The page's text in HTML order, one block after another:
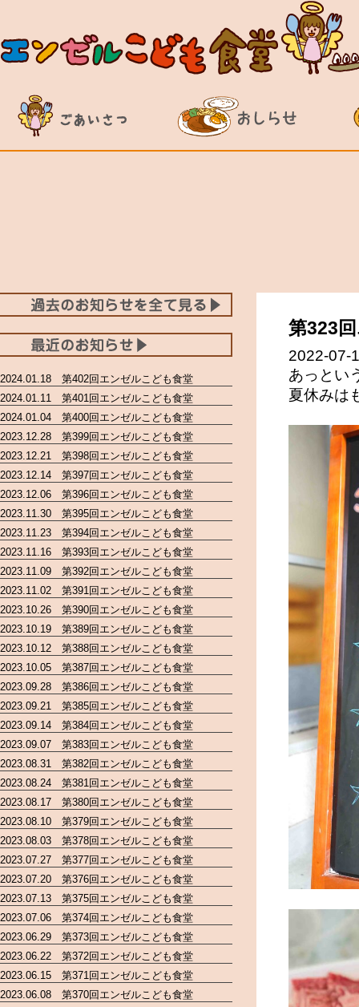
第323
2022-07-
あっとい
夏休みは
2024.01.18 第402回エンゼルこども食堂
2024.01.11 第401回エンゼルこども食堂
2024.01.04 第400回エンゼルこども食堂
2023.12.28 第399回エンゼルこども食堂
2023.12.21 第398回エンゼルこども食堂
2023.12.14 第397回エンゼルこども食堂
2023.12.06 第396回エンゼルこども食堂
2023.11.30 第395回エンゼルこども食堂
2023.11.23 第394回エンゼルこども食堂
2023.11.16 第393回エンゼルこども食堂
2023.11.09 第392回エンゼルこども食堂
2023.11.02 第391回エンゼルこども食堂
2023.10.26 第390回エンゼルこども食堂
2023.10.19 第389回エンゼルこども食堂
2023.10.12 第388回エンゼルこども食堂
2023.10.05 第387回エンゼルこども食堂
2023.09.28 第386回エンゼルこども食堂
2023.09.21 第385回エンゼルこども食堂
2023.09.14 第384回エンゼルこども食堂
2023.09.07 第383回エンゼルこども食堂
2023.08.31 第382回エンゼルこども食堂
2023.08.24 第381回エンゼルこども食堂
2023.08.17 第380回エンゼルこども食堂
2023.08.10 第379回エンゼルこども食堂
2023.08.03 第378回エンゼルこども食堂
2023.07.27 第377回エンゼルこども食堂
2023.07.20 第376回エンゼルこども食堂
2023.07.13 第375回エンゼルこども食堂
2023.07.06 第374回エンゼルこども食堂
2023.06.29 第373回エンゼルこども食堂
2023.06.22 第372回エンゼルこども食堂
2023.06.15 第371回エンゼルこども食堂
2023.06.08 第370回エンゼルこども食堂